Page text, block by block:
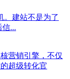
。建站不是为了
信...